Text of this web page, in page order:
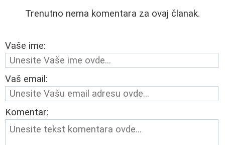
Trenutno nema komentara za ovaj članak.
Vaše ime:
Vaš email:
Komentar: